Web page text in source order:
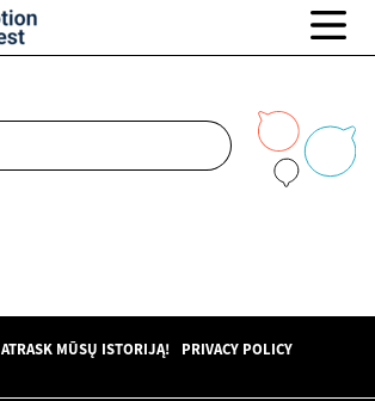
ATRASK MŪSŲ ISTORIJĄ! PRIVACY POLICY